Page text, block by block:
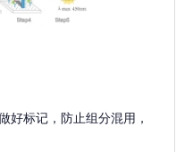
好标记，防止组分混用，